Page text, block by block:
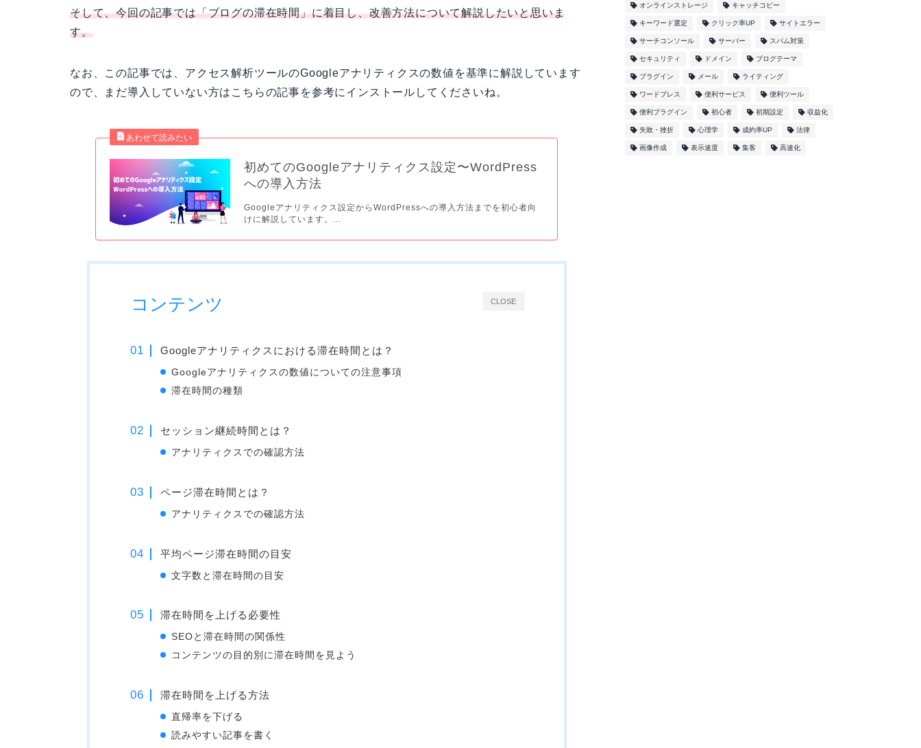
そして、今回の記事では「ブログの滞在時間」に着目し、改善方法について解説したいと思いま
す。
なお、この記事では、アクセス解析ツールのGoogleアナリティクスの数値を基準に解説しています
ので、まだ導入していない方はこちらの記事を参考にインストールしてくださいね。
初めてのGoogleアナリティクス設定〜WordPress
への導入方法
Googleアナリティクス設定からWordPressへの導入方法までを初心者向
けに解説しています。...
CLOSE
コンテンツ
Googleアナリティクスにおける滞在時間とは？
Googleアナリティクスの数値についての注意事項
滞在時間の種類
セッション継続時間とは？
アナリティクスでの確認方法
ページ滞在時間とは？
アナリティクスでの確認方法
平均ページ滞在時間の目安
文字数と滞在時間の目安
滞在時間を上げる必要性
SEOと滞在時間の関係性
コンテンツの目的別に滞在時間を見よう
滞在時間を上げる方法
直帰率を下げる
読みやすい記事を書く
オンラインストレージ キャッチコピー
キーワード選定 クリック率UP サイトエラー
サーチコンソール サーバー スパム対策
セキュリティ ドメイン ブログテーマ
プラグイン メール ライティング
ワードプレス 便利サービス 便利ツール
便利プラグイン 初心者 初期設定 収益化
失敗・挫折 心理学 成約率UP 法律
画像作成 表示速度 集客 高速化